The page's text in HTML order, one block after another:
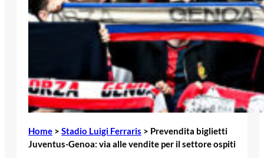
Home > Stadio Luigi Ferraris > Prevendita biglietti
Juventus-Genoa: via alle vendite per il settore ospiti